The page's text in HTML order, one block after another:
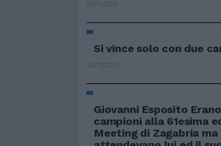
20/11/2011
Si vince solo con due
20/11/2011
Giovanni Esposito
campioni alla 61esima
Meeting di Zagabria